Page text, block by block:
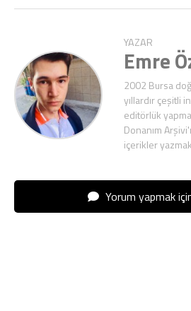
YAZAR
Emre
2002 Bursa
yıllardır çeşitli
editörlük
Donanım
içerikler
Yorum yapmak